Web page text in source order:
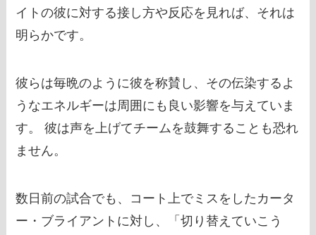
イトの彼に対する接し方や反応を見れば、それは
明らかです。
彼らは毎晩のように彼を称賛し、その伝染するよ
うなエネルギーは周囲にも良い影響を与えていま
す。 彼は声を上げてチームを鼓舞することも恐れ
ません。
数日前の試合でも、コート上でミスをしたカータ
ー・ブライアントに対し、「切り替えていこう